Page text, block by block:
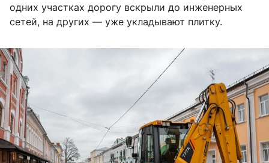
одних участках дорогу вскрыли до инженерных
сетей, на других — уже укладывают плитку.